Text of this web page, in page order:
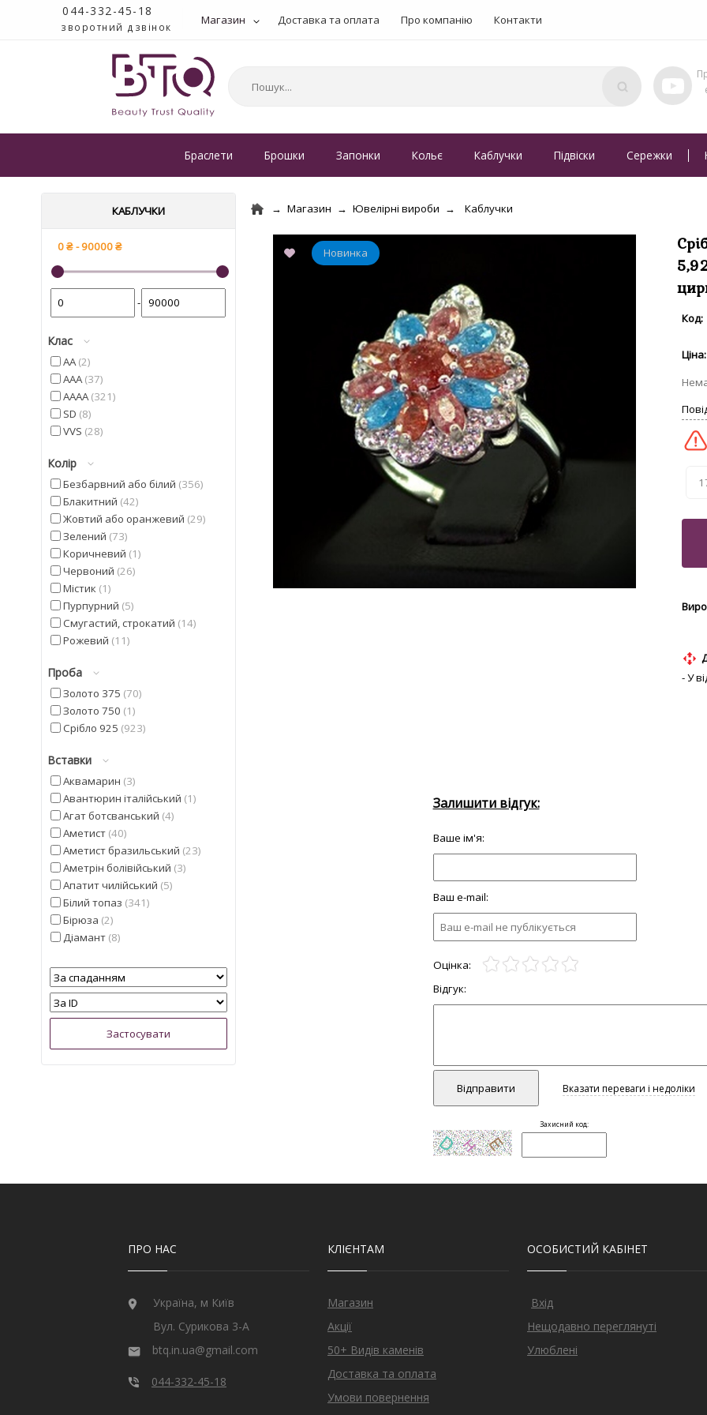
044-332-45-18
зворотний дзвінок Магазин Доставка та оплата Про компанію Контакти
Браслети Брошки Запонки Кольє Каблучки Підвіски Сережки
КАБЛУЧКИ
-
Клас
AA 2
AAA 37
AAAA 321
SD 8
VVS 28
Колір
Безбарвний або білий 356
Блакитний 42
Жовтий або оранжевий 29
Зелений 73
Коричневий 1
Червоний 26
Містик 1
Пурпурний 5
Смугастий, строкатий 14
Рожевий 11
Фіолетовий
Чорний
20
Проба
Золото 375 70
Золото 750 1
Срібло 925 923
Вставки
Аквамарин 3
Авантюрин італійський 1
Агат ботсванський 4
Аметист 40
Аметист бразильський 23
Аметрін болівійський 3
Апатит чилійський 5
Білий топаз 341
Бірюза 2
Діамант 8
Гранат мозамбіцкій 11
Діаспор 30
Діопсид альберта
Смарагд 4
Мадейра цитрин з США 21
Опал ефіопський 11
Перидот єгипетський
Рубін монгольський
26
Сапфір блакитний 1
Магазин Ювелірні вироби Каблучки
- У
ПРО НАС
Україна, м Київ
Вул. Сурикова 3-А
btq.in.ua@gmail.com
044-332-45-18
КЛІЄНТАМ
Магазин
Акції
50+ Видів каменів
Доставка та оплата
Умови повернення
ОСОБИСТИЙ КАБІНЕТ
Вхід
Нещодавно переглянуті
Улюблені